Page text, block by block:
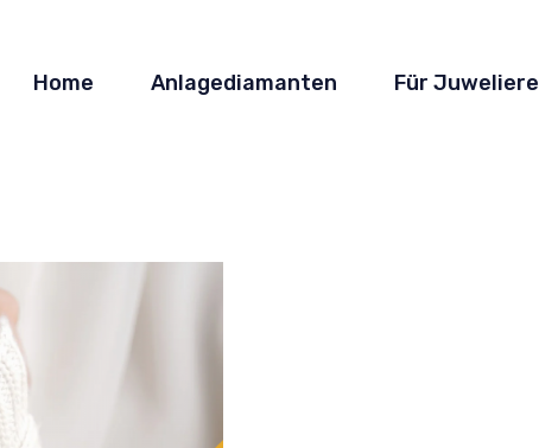
Home Anlagediamanten Für Juweliere